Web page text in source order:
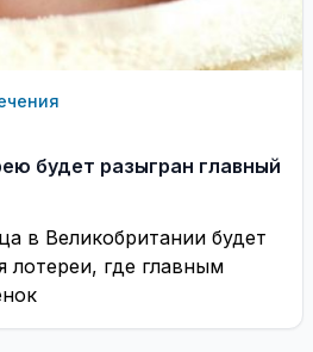
будет разыгран главный
в Великобритании будет
лотереи, где главным